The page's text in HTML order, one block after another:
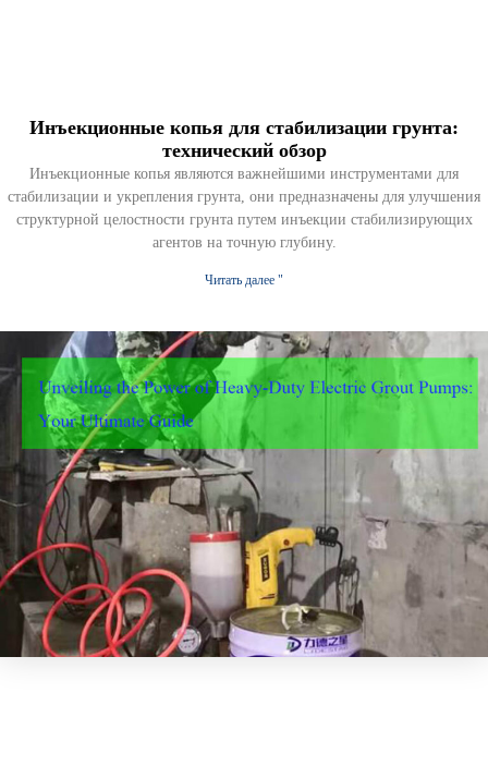
Инъекционные копья для стабилизации грунта:
технический обзор
Инъекционные копья являются важнейшими инструментами для
стабилизации и укрепления грунта, они предназначены для улучшения
структурной целостности грунта путем инъекции стабилизирующих
агентов на точную глубину.
Читать далее "